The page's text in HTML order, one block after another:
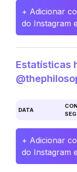
+ Adicionar
do Instagram
Estatísticas
DATA
+ Adicionar
do Instagram